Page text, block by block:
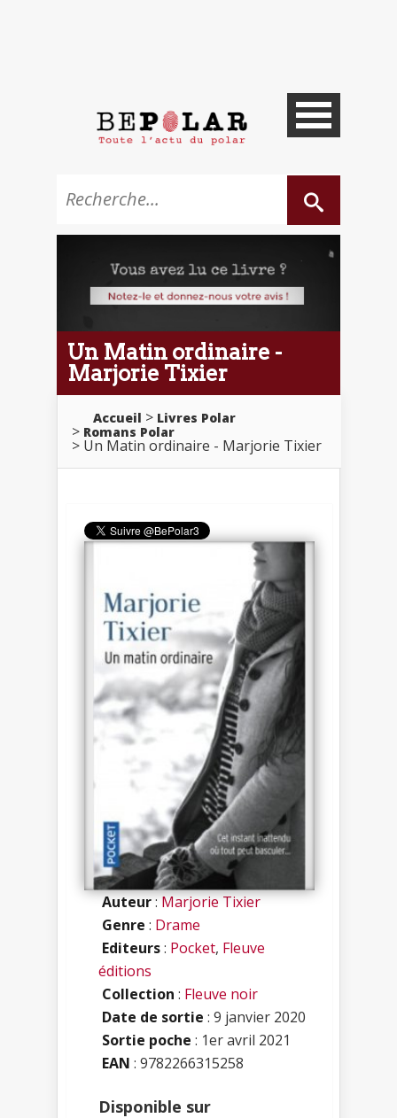
Un Matin ordinaire -
Marjorie Tixier
Accueil
Livres Polar
Romans Polar
Un Matin ordinaire - Marjorie Tixier
Auteur:Marjorie Tixier
Genre : Drame
Editeurs: Pocket, Fleuve
éditions
Collection : Fleuve noir
Date de sortie : 9 janvier 2020
Sortie poche : 1er avril 2021
EAN : 9782266315258
Disponible sur